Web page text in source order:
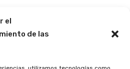
el
de las